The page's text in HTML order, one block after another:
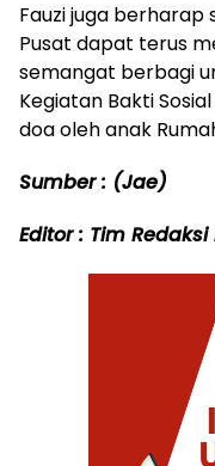
Fauzi juga berharap
Pusat dapat terus
semangat berbagi
Kegiatan Bakti
doa oleh anak
Sumber : (Jae)
Editor : Tim